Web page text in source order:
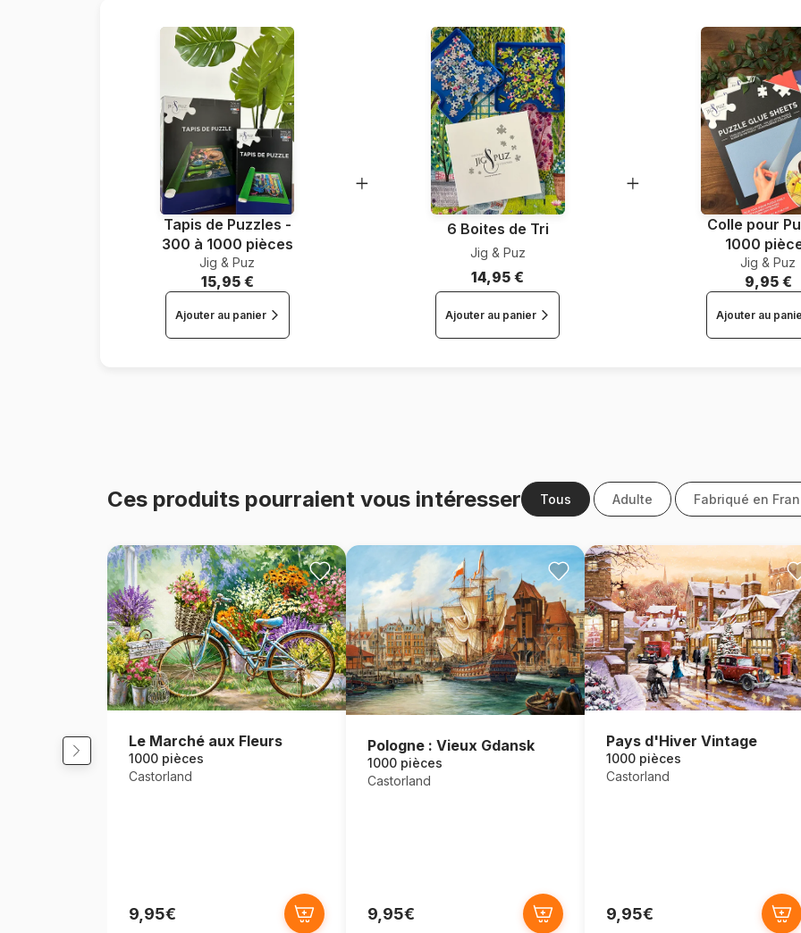
Tapis de Puzzles -
300 à 1000 pièces
Jig & Puz
15,95 €
Ajouter au panier
6 Boites de Tri
Jig & Puz
14,95 €
Ajouter au panier
Colle pour
1000
Jig & Puz
9,95 €
Ajouter au
Ces produits pourraient vous intéresser Tous Adulte Fabriqué en
Le Marché aux Fleurs
1000 pièces
Castorland
9,95€
Pologne : Vieux Gdansk
1000 pièces
Castorland
9,95€
Pays d'Hiver Vintage
1000 pièces
Castorland
9,95€